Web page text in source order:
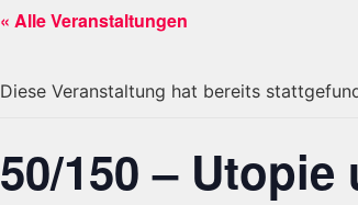
« Alle Veranstaltungen
Diese Veranstaltung hat bereits
50/150 –